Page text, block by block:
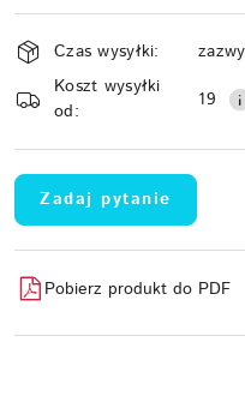
Dostępność
i
dostawa
Czas wysyłki:
Koszt wysyłki
od:
19
Zadaj pytanie
Pobierz produkt do PDF